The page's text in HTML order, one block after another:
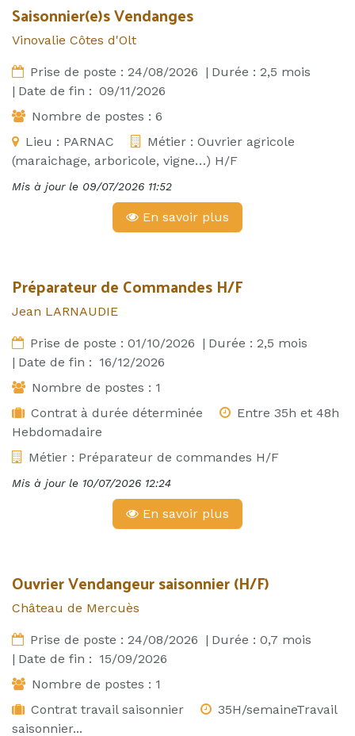
Saisonnier(e)s Vendanges
Vinovalie Côtes d'Olt
Prise de poste : 24/08/2026 | Durée : 2,5 mois
| Date de fin : 09/11/2026
Nombre de postes : 6
Lieu : PARNAC Métier : Ouvrier agricole
(maraichage, arboricole, vigne…) H/F
Mis à jour le 09/07/2026 11:52
En savoir plus
Préparateur de Commandes H/F
Jean LARNAUDIE
Prise de poste : 01/10/2026 | Durée : 2,5 mois
| Date de fin : 16/12/2026
Nombre de postes : 1
Contrat à durée déterminée
Entre 35h et 48h
Hebdomadaire
Métier : Préparateur de commandes H/F
Mis à jour le 10/07/2026 12:24
En savoir plus
Ouvrier Vendangeur saisonnier (H/F)
Château de Mercuès
Prise de poste : 24/08/2026 | Durée : 0,7 mois
| Date de fin : 15/09/2026
Nombre de postes : 1
Contrat travail saisonnier
35H/semaineTravail
saisonnier...